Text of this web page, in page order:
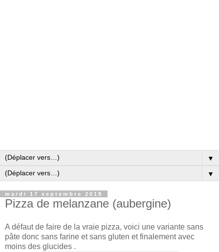
▼
▼
mardi 17 septembre 2019
Pizza de melanzane (aubergine)
A défaut de faire de la vraie pizza, voici une variante sans
pâte donc sans farine et sans gluten et finalement avec
moins des glucides .